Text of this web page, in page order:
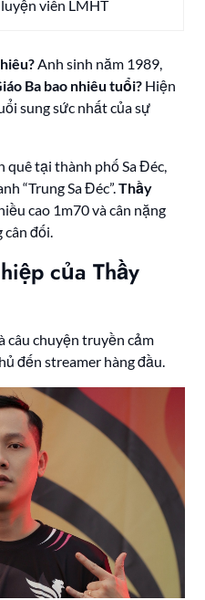
viên LMHT
Anh sinh năm 1989,
Ba bao nhiêu tuổi? Hiện
sung sức nhất của sự
quê tại thành phố Sa Đéc,
“Trung Sa Đéc”.Thầy
cao 1m70 và cân nặng
cân đối.
của Thầy
câu chuyện truyền cảm
đến streamer hàng đầu.